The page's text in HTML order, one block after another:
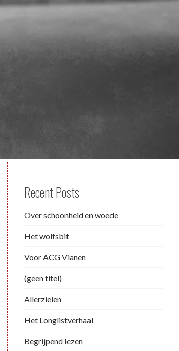
Recent Posts
Over schoonheid en woede
Het wolfsbit
Voor ACG Vianen
(geen titel)
Allerzielen
Het Longlistverhaal
Begrijpend lezen